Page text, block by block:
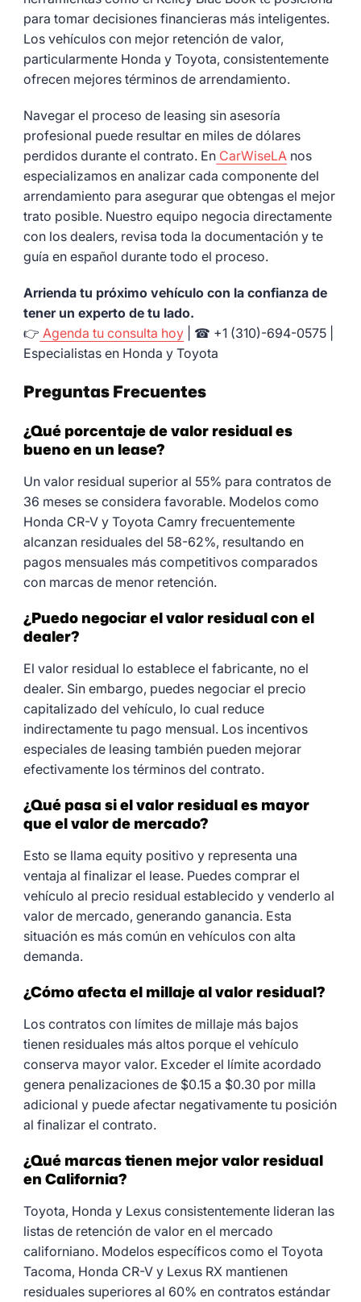
para tomar decisiones financieras más inteligentes.
Los vehículos con mejor retención de valor,
particularmente Honda y Toyota, consistentemente
ofrecen mejores términos de arrendamiento.
Navegar el proceso de leasing sin asesoría
profesional puede resultar en miles de dólares
perdidos durante el contrato. En CarWiseLA nos
especializamos en analizar cada componente del
arrendamiento para asegurar que obtengas el mejor
trato posible. Nuestro equipo negocia directamente
con los dealers, revisa toda la documentación y te
guía en español durante todo el proceso.
Arrienda tu próximo vehículo con la confianza de
tener un experto de tu lado.
👉 Agenda tu consulta hoy | ☎ +1 (310)-694-0575 |
Especialistas en Honda y Toyota
Preguntas Frecuentes
¿Qué porcentaje de valor residual es
bueno en un lease?
Un valor residual superior al 55% para contratos de
36 meses se considera favorable. Modelos como
Honda CR-V y Toyota Camry frecuentemente
alcanzan residuales del 58-62%, resultando en
pagos mensuales más competitivos comparados
con marcas de menor retención.
¿Puedo negociar el valor residual con el
dealer?
El valor residual lo establece el fabricante, no el
dealer. Sin embargo, puedes negociar el precio
capitalizado del vehículo, lo cual reduce
indirectamente tu pago mensual. Los incentivos
especiales de leasing también pueden mejorar
efectivamente los términos del contrato.
¿Qué pasa si el valor residual es mayor
que el valor de mercado?
Esto se llama equity positivo y representa una
ventaja al finalizar el lease. Puedes comprar el
vehículo al precio residual establecido y venderlo al
valor de mercado, generando ganancia. Esta
situación es más común en vehículos con alta
demanda.
¿Cómo afecta el millaje al valor residual?
Los contratos con límites de millaje más bajos
tienen residuales más altos porque el vehículo
conserva mayor valor. Exceder el límite acordado
genera penalizaciones de $0.15 a $0.30 por milla
adicional y puede afectar negativamente tu posición
al finalizar el contrato.
¿Qué marcas tienen mejor valor residual
en California?
Toyota, Honda y Lexus consistentemente lideran las
listas de retención de valor en el mercado
californiano. Modelos específicos como el Toyota
Tacoma, Honda CR-V y Lexus RX mantienen
residuales superiores al 60% en contratos estándar